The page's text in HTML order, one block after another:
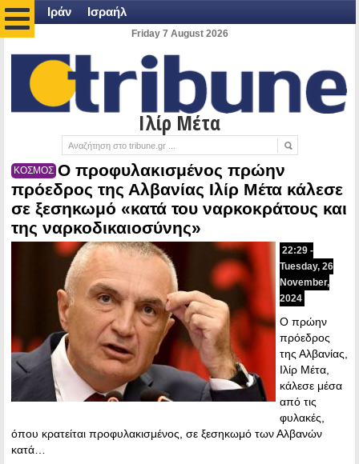
Ιράν Ισραήλ
Friday 7 August 2026
Ιλίρ Μέτα
ΚΟΣΜΟΣ Ο προφυλακισμένος πρώην
πρόεδρος της Αλβανίας Ιλίρ Μέτα κάλεσε
σε ξεσηκωμό «κατά του ναρκοκράτους και
της ναρκοδικαιοσύνης»
22:29 -
Tuesday, 26
November,
2024
Ο πρώην
πρόεδρος
της Αλβανίας,
Ιλίρ Μέτα,
κάλεσε μέσα
από τις
φυλακές,
όπου κρατείται προφυλακισμένος, σε ξεσηκωμό των Αλβανών
κατά…